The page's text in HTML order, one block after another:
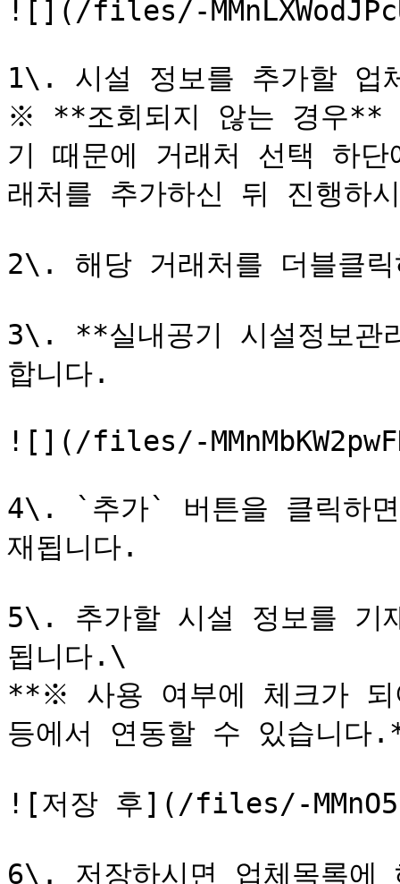
![](/files/-
1\. 시설 정보를 추가할 업
※ **조회되지 않는 경우**
기 때문에 거래처 선택 하
래처를 추가하신 뒤 진행하
2\. 해당 거래처를 더블클
3\. **실내공기 시설정보관
합니다.
![](/files/-
4\. `추가` 버튼을 클릭하
재됩니다.
5\. 추가할 시설 정보를 기
됩니다.\
**※ 사용 여부에 체크가 되
등에서 연동할 수 있습니다
![저장 후](/files/-
6\. 저장하시면 업체목록에